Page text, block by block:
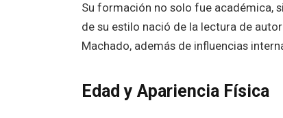
Su formación no solo fue académica,
de su estilo nació de la lectura de
Machado, además de influencias
Edad y Apariencia Física